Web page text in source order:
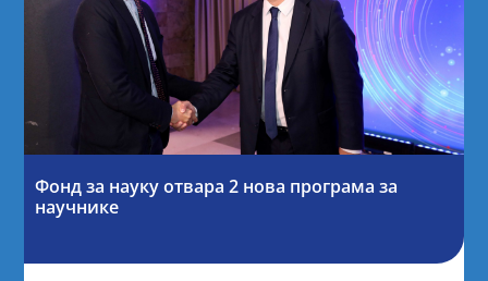
Фонд за науку отвара 2 нова програма за
научнике